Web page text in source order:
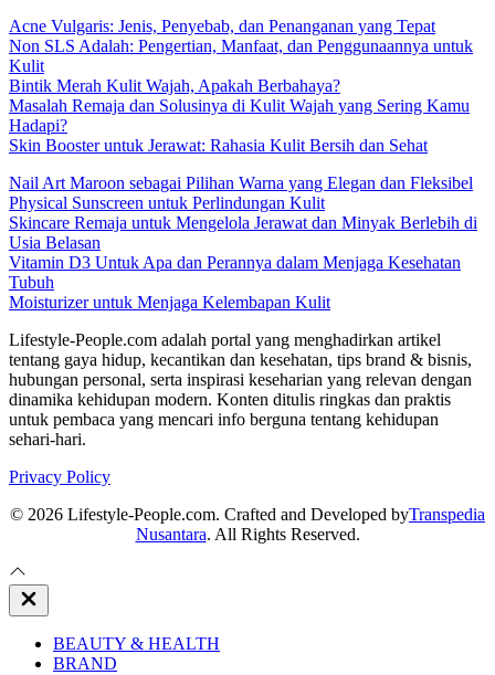
Acne Vulgaris: Jenis, Penyebab, dan Penanganan yang Tepat
Non SLS Adalah: Pengertian, Manfaat, dan Penggunaannya untuk
Kulit
Bintik Merah Kulit Wajah, Apakah Berbahaya?
Masalah Remaja dan Solusinya di Kulit Wajah yang Sering Kamu
Hadapi?
Skin Booster untuk Jerawat: Rahasia Kulit Bersih dan Sehat
Nail Art Maroon sebagai Pilihan Warna yang Elegan dan Fleksibel
Physical Sunscreen untuk Perlindungan Kulit
Skincare Remaja untuk Mengelola Jerawat dan Minyak Berlebih di
Usia Belasan
Vitamin D3 Untuk Apa dan Perannya dalam Menjaga Kesehatan
Tubuh
Moisturizer untuk Menjaga Kelembapan Kulit
Lifestyle-People.com adalah portal yang menghadirkan artikel
tentang gaya hidup, kecantikan dan kesehatan, tips brand & bisnis,
hubungan personal, serta inspirasi keseharian yang relevan dengan
dinamika kehidupan modern. Konten ditulis ringkas dan praktis
untuk pembaca yang mencari info berguna tentang kehidupan
sehari-hari.
Privacy Policy
© 2026 Lifestyle-People.com. Crafted and Developed byTranspedia
Nusantara. All Rights Reserved.
Close
Off
BEAUTY & HEALTH
BRAND